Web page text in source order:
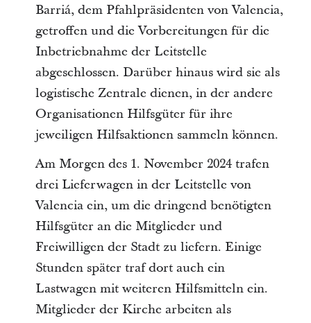
Barriá, dem Pfahlpräsidenten von Valencia,
getroffen und die Vorbereitungen für die
Inbetriebnahme der Leitstelle
abgeschlossen. Darüber hinaus wird sie als
logistische Zentrale dienen, in der andere
Organisationen Hilfsgüter für ihre
jeweiligen Hilfsaktionen sammeln können.
Am Morgen des 1. November 2024 trafen
drei Lieferwagen in der Leitstelle von
Valencia ein, um die dringend benötigten
Hilfsgüter an die Mitglieder und
Freiwilligen der Stadt zu liefern. Einige
Stunden später traf dort auch ein
Lastwagen mit weiteren Hilfsmitteln ein.
Mitglieder der Kirche arbeiten als